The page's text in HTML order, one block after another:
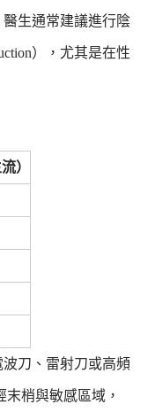
生通常建議進行陰
），尤其是在性
）
刀、雷射刀或高頻
梢與敏感區域，